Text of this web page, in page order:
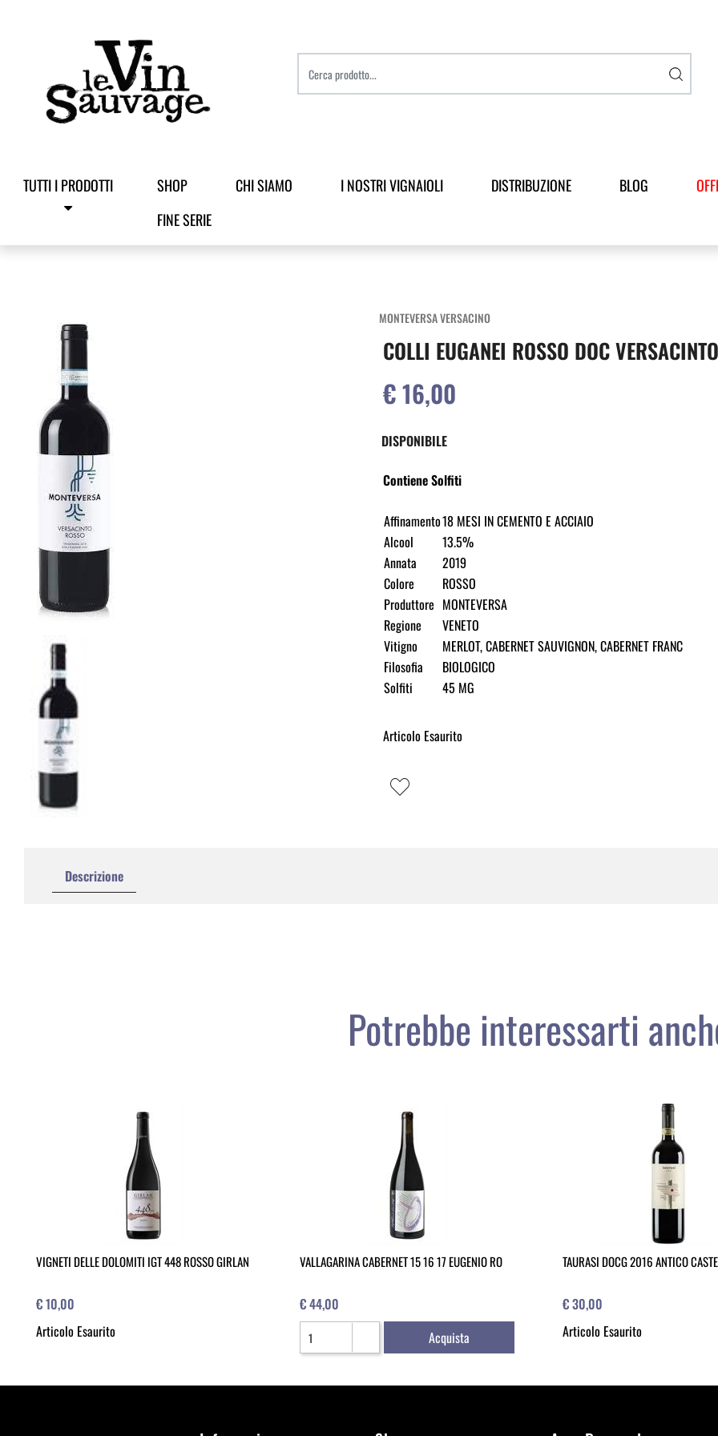
TUTTI I PRODOTTI SHOP CHI SIAMO I NOSTRI VIGNAIOLI DISTRIBUZIONE BLOG
FINE SERIE
MONTEVERSA VERSACINO
COLLI EUGANEI ROSSO DOC
€ 16,00
DISPONIBILE
Contiene Solfiti
Affinamento18 MESI IN CEMENTO E ACCIAIO
Alcool
13.5%
Annata
2019
Colore
ROSSO
Produttore MONTEVERSA
Regione
VENETO
Vitigno
MERLOT, CABERNET SAUVIGNON, CABERNET FRANC
Filosofia
BIOLOGICO
Solfiti
45 MG
Articolo Esaurito
Descrizione
Potrebbe interessarti
VIGNETI DELLE DOLOMITI IGT 448 ROSSO GIRLAN
€ 10,00
Articolo Esaurito
VALLAGARINA CABERNET 15 16 17 EUGENIO RO
€ 44,00
Quantità
Acquista
TAURASI DOCG 2016 ANTICO
€ 30,00
Articolo Esaurito